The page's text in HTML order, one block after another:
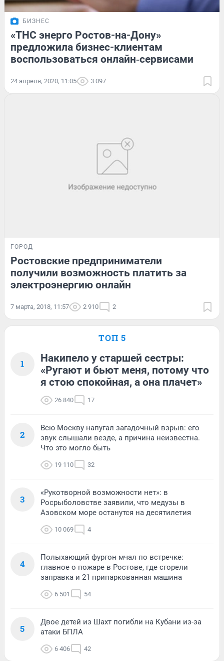
БИЗНЕС
«ТНС энерго Ростов-на-Дону»
предложила бизнес-клиентам
воспользоваться онлайн‑сервисами
24 апреля, 2020, 11:05 3 097
ГОРОД
Ростовские предприниматели
получили возможность платить за
электроэнергию онлайн
7 марта, 2018, 11:57 2 910 2
ТОП 5
1
Накипело у старшей сестры:
«Ругают и бьют меня, потому что
я стою спокойная, а она плачет»
26 840 17
2
Всю Москву напугал загадочный взрыв: его
звук слышали везде, а причина неизвестна.
Что это могло быть
19 110 32
3
«Рукотворной возможности нет»: в
Росрыболовстве заявили, что медузы в
Азовском море останутся на десятилетия
10 069 4
4
Полыхающий фургон мчал по встречке:
главное о пожаре в Ростове, где сгорели
заправка и 21 припаркованная машина
6 501 54
5
Двое детей из Шахт погибли на Кубани из-за
атаки БПЛА
6 406 42